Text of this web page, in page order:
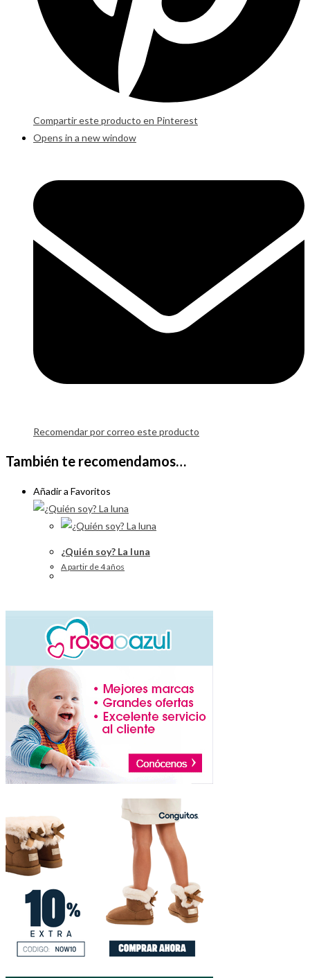
Compartir este producto en Pinterest
Opens in a new window
Recomendar por correo este producto
También te recomendamos…
Añadir a Favoritos
¿Quién soy? La luna
A partir de 4 años